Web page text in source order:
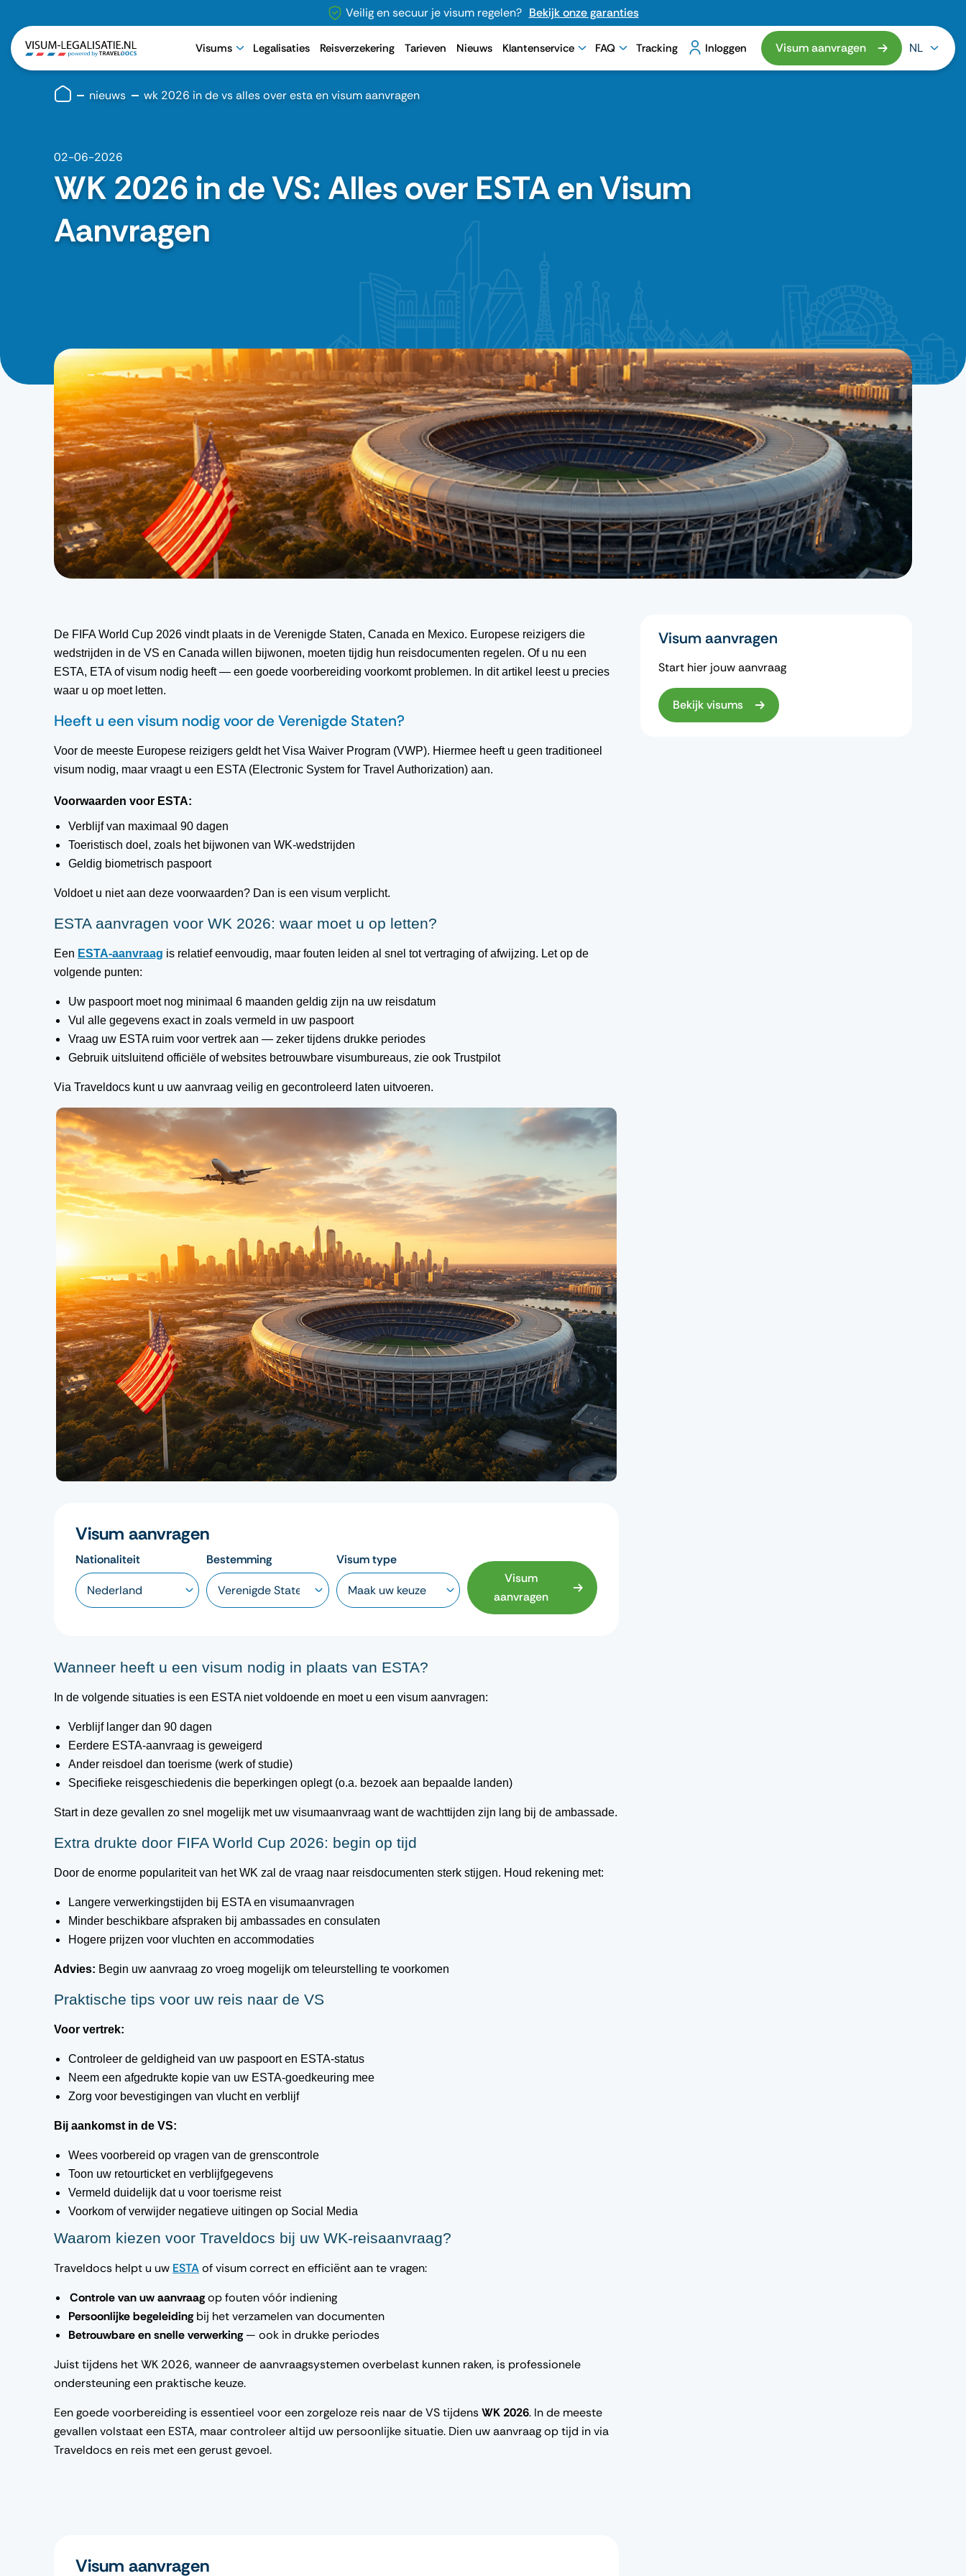
Veilig en secuur je visum regelen? Bekijk onze garanties
Visums Legalisaties Reisverzekering Tarieven Nieuws Klantenservice FAQ Tracking Inloggen Visum aanvragen NL
nieuws wk 2026 in de vs alles over esta en visum aanvragen
02-06-2026
WK 2026 in de VS: Alles over ESTA en Visum
Aanvragen
Visum aanvragen
Start hier jouw aanvraag
Bekijk visums
De FIFA World Cup 2026 vindt plaats in de Verenigde Staten, Canada en Mexico. Europese reizigers die
wedstrijden in de VS en Canada willen bijwonen, moeten tijdig hun reisdocumenten regelen. Of u nu een
ESTA, ETA of visum nodig heeft — een goede voorbereiding voorkomt problemen. In dit artikel leest u precies
waar u op moet letten.
Heeft u een visum nodig voor de Verenigde Staten?
Voor de meeste Europese reizigers geldt het Visa Waiver Program (VWP). Hiermee heeft u geen traditioneel
visum nodig, maar vraagt u een ESTA (Electronic System for Travel Authorization) aan.
Voorwaarden voor ESTA:
Verblijf van maximaal 90 dagen
Toeristisch doel, zoals het bijwonen van WK-wedstrijden
Geldig biometrisch paspoort
Voldoet u niet aan deze voorwaarden? Dan is een visum verplicht.
ESTA aanvragen voor WK 2026: waar moet u op letten?
Een ESTA-aanvraag is relatief eenvoudig, maar fouten leiden al snel tot vertraging of afwijzing. Let op de
volgende punten:
Uw paspoort moet nog minimaal 6 maanden geldig zijn na uw reisdatum
Vul alle gegevens exact in zoals vermeld in uw paspoort
Vraag uw ESTA ruim voor vertrek aan — zeker tijdens drukke periodes
Gebruik uitsluitend officiële of websites betrouwbare visumbureaus, zie ook Trustpilot
Via Traveldocs kunt u uw aanvraag veilig en gecontroleerd laten uitvoeren.
Visum aanvragen
Nationaliteit Bestemming
Visum type
Visum
aanvragen
Wanneer heeft u een visum nodig in plaats van ESTA?
In de volgende situaties is een ESTA niet voldoende en moet u een visum aanvragen:
Verblijf langer dan 90 dagen
Eerdere ESTA-aanvraag is geweigerd
Ander reisdoel dan toerisme (werk of studie)
Specifieke reisgeschiedenis die beperkingen oplegt (o.a. bezoek aan bepaalde landen)
Start in deze gevallen zo snel mogelijk met uw visumaanvraag want de wachttijden zijn lang bij de ambassade.
Extra drukte door FIFA World Cup 2026: begin op tijd
Door de enorme populariteit van het WK zal de vraag naar reisdocumenten sterk stijgen. Houd rekening met:
Langere verwerkingstijden bij ESTA en visumaanvragen
Minder beschikbare afspraken bij ambassades en consulaten
Hogere prijzen voor vluchten en accommodaties
Advies: Begin uw aanvraag zo vroeg mogelijk om teleurstelling te voorkomen
Praktische tips voor uw reis naar de VS
Voor vertrek:
Controleer de geldigheid van uw paspoort en ESTA-status
Neem een afgedrukte kopie van uw ESTA-goedkeuring mee
Zorg voor bevestigingen van vlucht en verblijf
Bij aankomst in de VS:
Wees voorbereid op vragen van de grenscontrole
Toon uw retourticket en verblijfgegevens
Vermeld duidelijk dat u voor toerisme reist
Voorkom of verwijder negatieve uitingen op Social Media
Waarom kiezen voor Traveldocs bij uw WK-reisaanvraag?
Traveldocs helpt u uw ESTAof visum correct en efficiënt aan te vragen:
Controle van uw aanvraagop fouten vóór indiening
Persoonlijke begeleidingbij het verzamelen van documenten
Betrouwbare en snelle verwerking— ook in drukke periodes
Juist tijdens het WK 2026, wanneer de aanvraagsystemen overbelast kunnen raken, is professionele
ondersteuning een praktische keuze.
Een goede voorbereiding is essentieel voor een zorgeloze reis naar de VS tijdensWK 2026. In de meeste
gevallen volstaat een ESTA, maar controleer altijd uw persoonlijke situatie. Dien uw aanvraag op tijd in via
Traveldocs en reis met een gerust gevoel.
Visum aanvragen